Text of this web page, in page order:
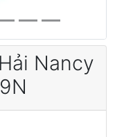
Nancy